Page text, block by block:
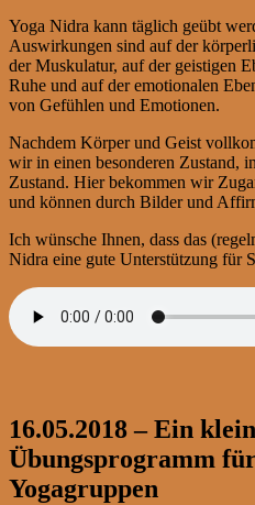
Yoga Nidra kann täglich geübt
Auswirkungen sind auf der
der Muskulatur, auf der geistigen
Ruhe und auf der emotionalen
von Gefühlen und Emotionen.
Nachdem Körper und Geist
wir in einen besonderen Zustand,
Zustand. Hier bekommen wir
und können durch Bilder und
Ich wünsche Ihnen, dass das
Nidra eine gute Unterstützung für
16.05.2018 – Ein
Übungsprogramm
Yogagruppen